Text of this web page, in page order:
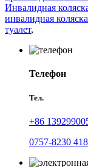
Инвалидная
инвалидная коляска
туалет,
Телефон
Тел.
+86
0757-8230